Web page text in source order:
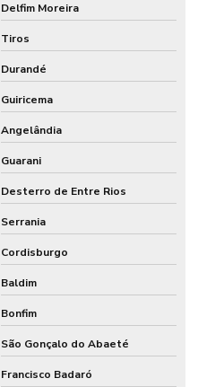
Delfim Moreira
Tiros
Durandé
Guiricema
Angelândia
Guarani
Desterro de Entre Rios
Serrania
Cordisburgo
Baldim
Bonfim
São Gonçalo do Abaeté
Francisco Badaró